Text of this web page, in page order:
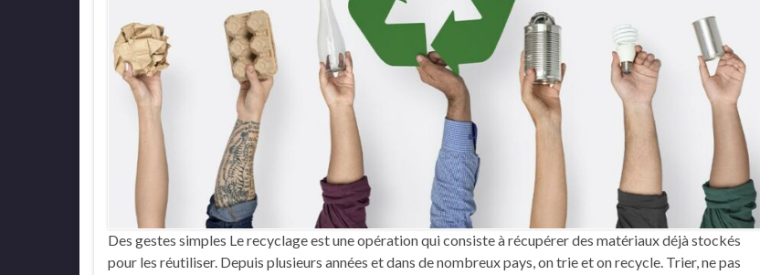
Des gestes simples Le recyclage est une opération qui consiste à récupérer des matériaux déjà stockés
pour les réutiliser. Depuis plusieurs années et dans de nombreux pays, on trie et on recycle. Trier, ne pas